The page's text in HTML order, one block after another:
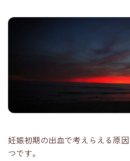
妊娠初期の出血で考えらえる原
つです。